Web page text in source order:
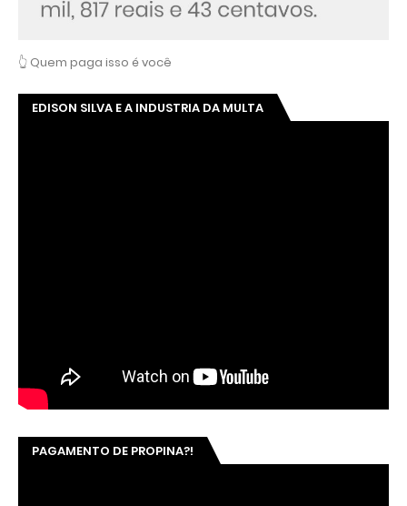
👆 Quem paga isso é você
EDISON SILVA E A INDUSTRIA DA MULTA
PAGAMENTO DE PROPINA?!